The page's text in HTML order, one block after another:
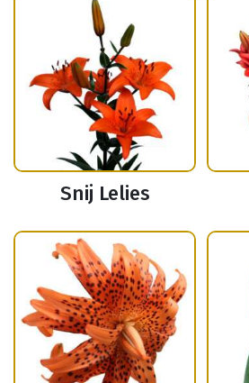
Snij Lelies